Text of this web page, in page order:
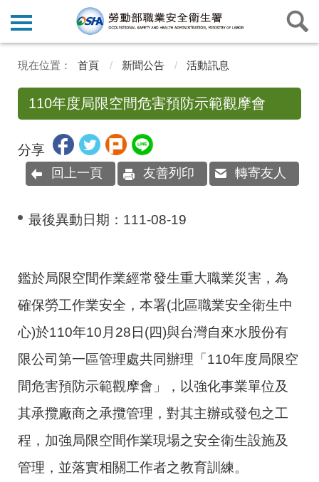
首頁 新聞公告 活動訊息
110年度局限空間危害預防示範觀摩會
分享
回上一頁 友善列印 轉寄友人
最後異動日期： 111-08-19
鑑於局限空間作業經常發生重大職業災害，為
確保勞工作業安全，本署(北區職業安全衛生中
心)於110年10月28日(四)與台灣自來水股份有
限公司第一區管理處共同辦理「110年度局限空
間危害預防示範觀摩會」，以強化事業單位及
其承攬廠商之承攬管理，對其主辦或發包之工
程，加強局限空間作業現場之安全衛生設施及
管理，並落實相關工作者之教育訓練。